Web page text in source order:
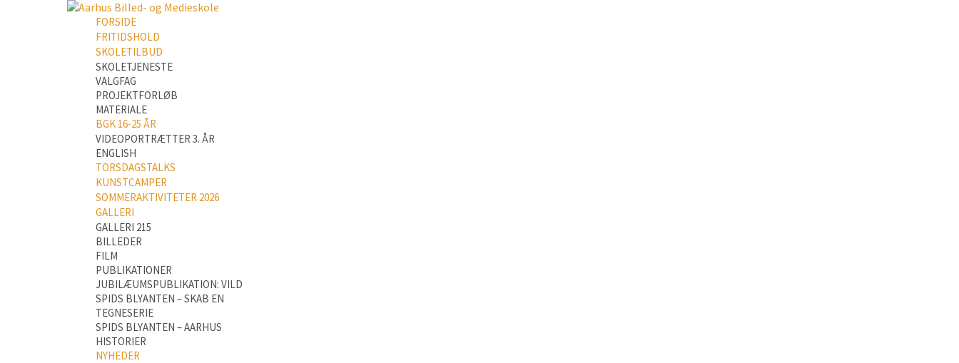
FORSIDE
FRITIDSHOLD
SKOLETILBUD
SKOLETJENESTE
VALGFAG
PROJEKTFORLØB
MATERIALE
BGK 16-25 ÅR
VIDEOPORTRÆTTER 3. ÅR
ENGLISH
TORSDAGSTALKS
KUNSTCAMPER
SOMMERAKTIVITETER 2026
GALLERI
GALLERI 215
BILLEDER
FILM
PUBLIKATIONER
JUBILÆUMSPUBLIKATION: VILD
SPIDS BLYANTEN – SKAB EN
TEGNESERIE
SPIDS BLYANTEN – AARHUS
HISTORIER
NYHEDER